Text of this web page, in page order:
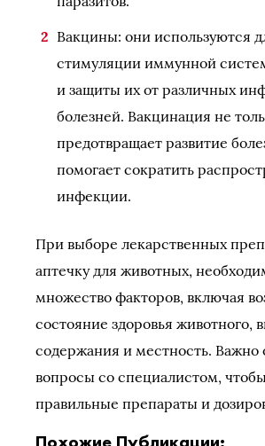
Вакцины: они используются
стимуляции иммунной
и защиты их от различных
болезней. Вакцинация не
предотвращает развитие
помогает сократить
инфекции.
При выборе лекарственных
аптечку для животных,
множество факторов, включая
состояние здоровья животного,
содержания и местность. Важно
вопросы со специалистом,
правильные препараты и